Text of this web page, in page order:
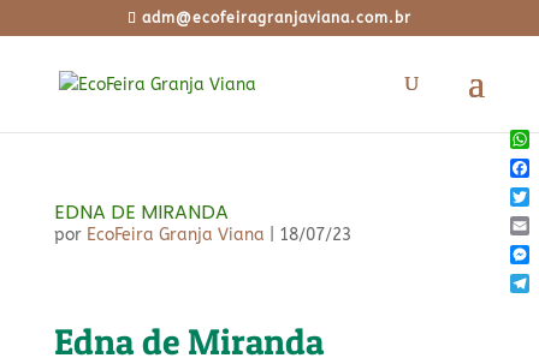
adm@ecofeiragranjaviana.com.br
EDNA DE MIRANDA
por EcoFeira Granja Viana 18/07/23
Edna de Miranda